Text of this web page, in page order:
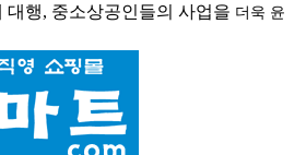
대행, 중소상공인들의 사업을 더욱 윤